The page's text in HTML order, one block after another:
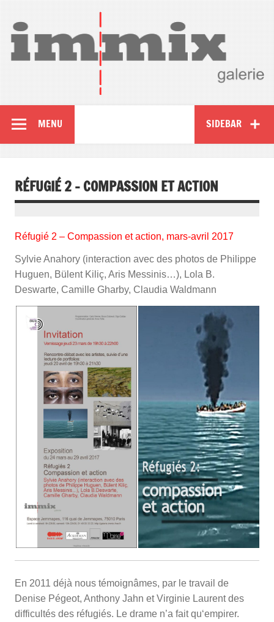
SIDEBAR
MENU
RÉFUGIÉ 2 – COMPASSION ET ACTION
Réfugié 2 – Compassion et action, mars-avril 2017
Sylvie Anahory (interaction avec des photos de Philippe
Huguen, Bülent Kiliç, Aris Messinis…), Lola B.
Deswarte, Camille Gharby, Claudia Waldmann
En 2011 déjà nous témoignâmes, par le travail de
Denise Pégeot, Anthony Jahn et Virginie Laurent des
difficultés des réfugiés. Le drame n’a fait qu‘empirer.